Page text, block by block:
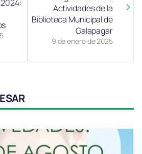
9 de enero de 2025
Actividades de la
Biblioteca Municipal de
Galapagar